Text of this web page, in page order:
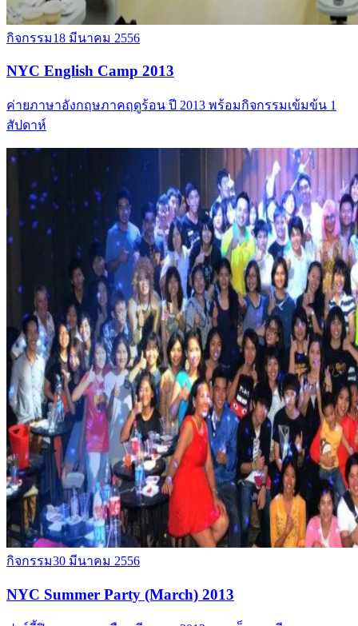
กิจกรรม18 มีนาคม 2556
NYC English Camp 2013
ค่ายภาษาอังกฤษภาคฤดูร้อน ปี 2013 พร้อมกิจกรรมเข้มข้น 1
สัปดาห์
กิจกรรม30 มีนาคม 2556
NYC Summer Party (March) 2013